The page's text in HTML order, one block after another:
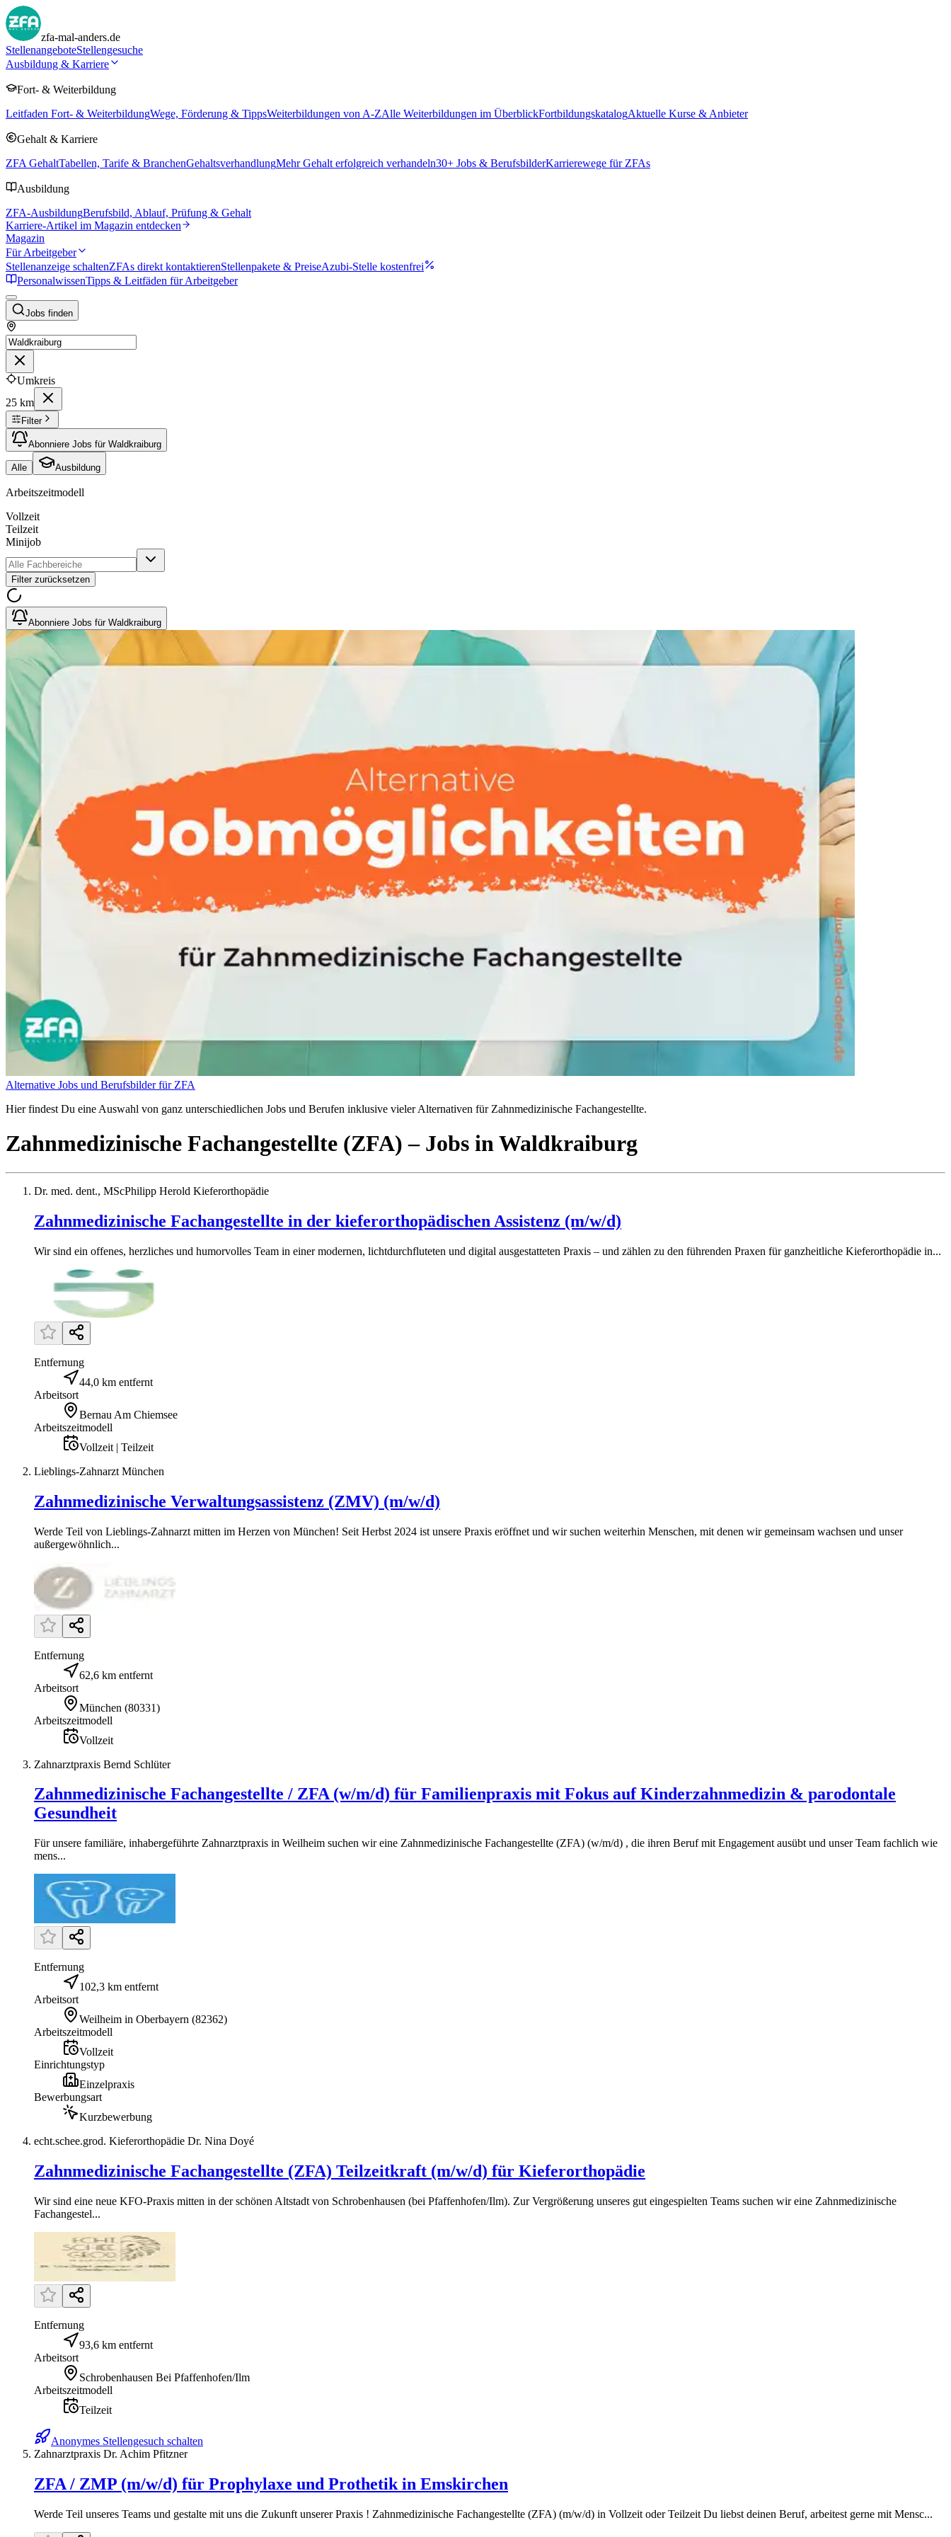
zfa-mal-anders.de
StellenangeboteStellengesuche
Ausbildung & Karriere
Fort- & Weiterbildung
Leitfaden Fort- & WeiterbildungWege, Förderung & TippsWeiterbildungen von A-ZAlle Weiterbildungen im ÜberblickFortbildungskatalogAktuelle Kurse & Anbieter
Gehalt & Karriere
ZFA GehaltTabellen, Tarife & BranchenGehaltsverhandlungMehr Gehalt erfolgreich verhandeln30+ Jobs & BerufsbilderKarrierewege für ZFAs
Ausbildung
ZFA-AusbildungBerufsbild, Ablauf, Prüfung & Gehalt
Karriere-Artikel im Magazin entdecken
Magazin
Für Arbeitgeber
Stellenanzeige schaltenZFAs direkt kontaktierenStellenpakete & PreiseAzubi-Stelle kostenfrei
PersonalwissenTipps & Leitfäden für Arbeitgeber
Jobs finden
Umkreis
25 km
Filter
Abonniere Jobs für Waldkraiburg
Alle Ausbildung
Arbeitszeitmodell
Vollzeit
Teilzeit
Minijob
Filter zurücksetzen
Abonniere Jobs für Waldkraiburg
Alternative Jobs und Berufsbilder für ZFA
Hier findest Du eine Auswahl von ganz unterschiedlichen Jobs und Berufen inklusive vieler Alternativen für Zahnmedizinische Fachangestellte.
Zahnmedizinische Fachangestellte (ZFA) – Jobs inWaldkraiburg
Dr. med. dent., MScPhilipp Herold Kieferorthopädie
Zahnmedizinische Fachangestellte in der kieferorthopädischen Assistenz (m/w/d)
Wir sind ein offenes, herzliches und humorvolles Team in einer modernen, lichtdurchfluteten und digital ausgestatteten Praxis – und zählen zu den führenden Praxen für ganzheitliche Kieferorthopädie in...
Entfernung
44,0 km entfernt
Arbeitsort
Bernau Am Chiemsee
Arbeitszeitmodell
Vollzeit | Teilzeit
Lieblings-Zahnarzt München
Zahnmedizinische Verwaltungsassistenz (ZMV) (m/w/d)
Werde Teil von Lieblings-Zahnarzt mitten im Herzen von München! Seit Herbst 2024 ist unsere Praxis eröffnet und wir suchen weiterhin Menschen, mit denen wir gemeinsam wachsen und unser
außergewöhnlich...
Entfernung
62,6 km entfernt
Arbeitsort
München (80331)
Arbeitszeitmodell
Vollzeit
Zahnarztpraxis Bernd Schlüter
Zahnmedizinische Fachangestellte / ZFA (w/m/d) für Familienpraxis mit Fokus auf Kinderzahnmedizin & parodontale
Gesundheit
Für unsere familiäre, inhabergeführte Zahnarztpraxis in Weilheim suchen wir eine Zahnmedizinische Fachangestellte (ZFA) (w/m/d) , die ihren Beruf mit Engagement ausübt und unser Team fachlich wie
mens...
Entfernung
102,3 km entfernt
Arbeitsort
Weilheim in Oberbayern (82362)
Arbeitszeitmodell
Vollzeit
Einrichtungstyp
Einzelpraxis
Bewerbungsart
Kurzbewerbung
echt.schee.grod. Kieferorthopädie Dr. Nina Doyé
Zahnmedizinische Fachangestellte (ZFA) Teilzeitkraft (m/w/d) für Kieferorthopädie
Wir sind eine neue KFO-Praxis mitten in der schönen Altstadt von Schrobenhausen (bei Pfaffenhofen/Ilm). Zur Vergrößerung unseres gut eingespielten Teams suchen wir eine Zahnmedizinische
Fachangestel...
Entfernung
93,6 km entfernt
Arbeitsort
Schrobenhausen Bei Pfaffenhofen/Ilm
Arbeitszeitmodell
Teilzeit
Anonymes Stellengesuch schalten
Zahnarztpraxis Dr. Achim Pfitzner
ZFA / ZMP (m/w/d) für Prophylaxe und Prothetik in Emskirchen
Werde Teil unseres Teams und gestalte mit uns die Zukunft unserer Praxis ! Zahnmedizinische Fachangestellte (ZFA) (m/w/d) in Vollzeit oder Teilzeit Du liebst deinen Beruf, arbeitest gerne mit Mensc...